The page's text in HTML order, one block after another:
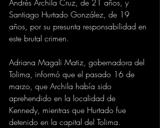
Andrés Archila Cruz, de 21 años, y
Santiago Hurtado González, de 19
años, por su presunta responsabilidad en
este brutal crimen.
Adriana Magali Matiz, gobernadora del
Tolima, informó que el pasado 16 de
marzo, que Archila había sido
aprehendido en la localidad de
Kennedy, mientras que Hurtado fue
detenido en la capital del Tolima.